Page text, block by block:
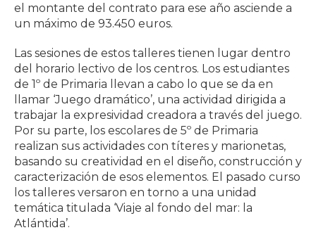
el montante del contrato para ese año asciende a
un máximo de 93.450 euros.
Las sesiones de estos talleres tienen lugar dentro
del horario lectivo de los centros. Los estudiantes
de 1º de Primaria llevan a cabo lo que se da en
llamar ‘Juego dramático’, una actividad dirigida a
trabajar la expresividad creadora a través del juego.
Por su parte, los escolares de 5º de Primaria
realizan sus actividades con títeres y marionetas,
basando su creatividad en el diseño, construcción y
caracterización de esos elementos. El pasado curso
los talleres versaron en torno a una unidad
temática titulada ‘Viaje al fondo del mar: la
Atlántida’.